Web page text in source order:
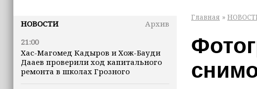
НОВОСТИ
Архив
21:00
Хас-Магомед Кадыров и Хож-Бауди
Дааев проверили ход капитального
ремонта в школах Грозного
Главная »